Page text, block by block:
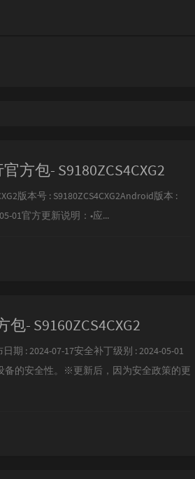
方包- S9180ZCS4CXG2
版本号 : S9180ZCS4CXG2Android版本 :
01官方更新说明：•应...
- S9160ZCS4CXG2
期 : 2024-07-17安全补丁级别 : 2024-05-01
备的安全性。※更新后，因为安全政策的更